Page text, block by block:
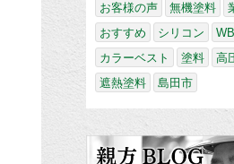
お客様の声
無機塗料
おすすめ
シリコン
カラーベスト
塗料
高
遮熱塗料
島田市